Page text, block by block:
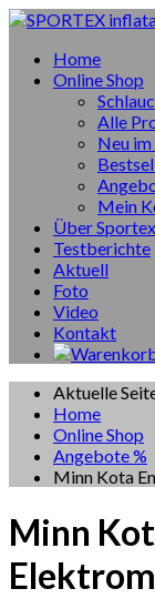
Home
Online Shop
Alle
Neu im
Mein
Über
Testberichte
Aktuell
Foto
Video
Kontakt
Aktuelle
Home
Online Shop
Angebote %
Minn Kota
Minn